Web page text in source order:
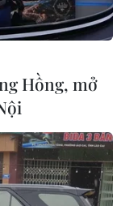
THANH
Hồng, mở